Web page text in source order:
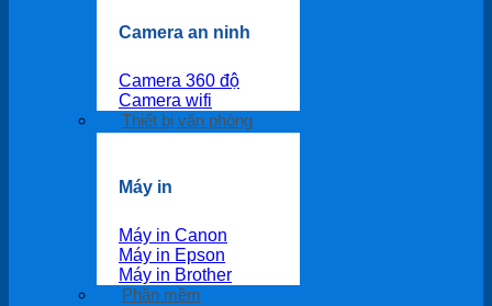
Camera an ninh
Camera 360 độ
Camera wifi
Thiết bị văn phòng
Máy in
Máy in Canon
Máy in Epson
Máy in Brother
Phần mềm